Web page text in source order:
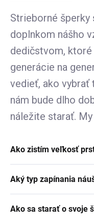
Strieborné šperky
doplnkom nášho
dedičstvom,
generácie na
vedieť, ako vybrať
nám bude dlho
náležite starať.
Ako zistím veľkosť
Aby ste zistili jeho
položte ho priamo
nosíte. Dôležité je
Aký typ zapínania
pohodlie,
Ako sa starať o svoje